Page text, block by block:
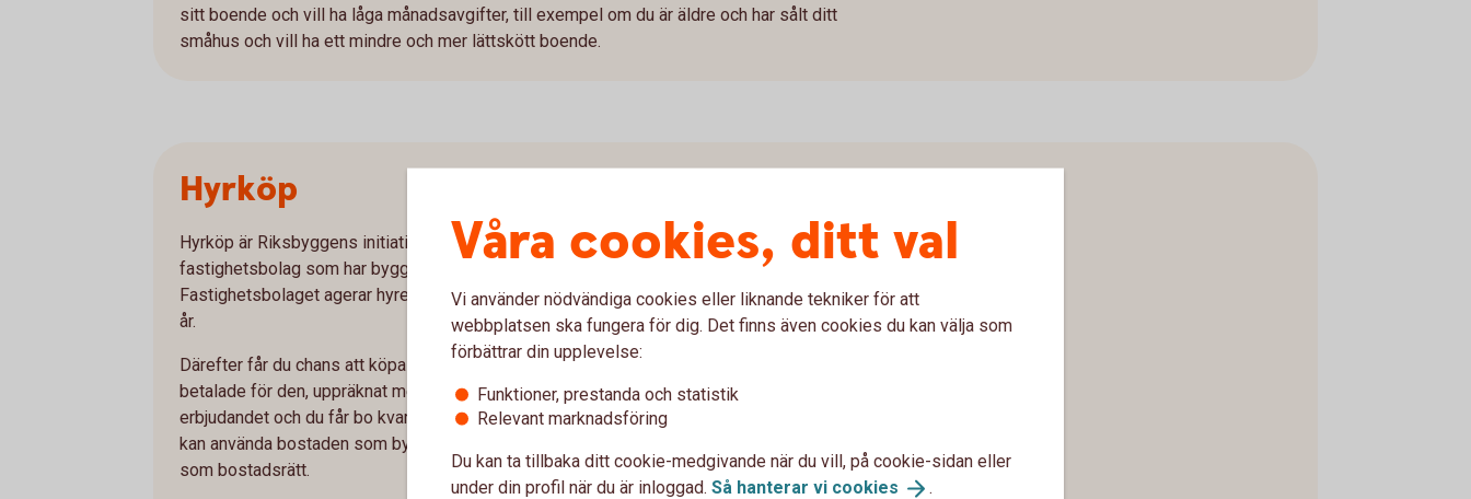
sitt boende och vill ha låga månadsavgifter, till exempel om du är äldre och har sålt ditt
småhus och vill ha ett mindre och mer lättskött boende.
Hyrköp
Hyrköp är Riksbyggens initiativ och innebär att du hyr en bostadsrätt av det
fastighetsbolag som har byggt flerbostadshuset åt bostadsrättsföreningen.
Fastighetsbolaget agerar hyresvärd under perioden lägenheten hyrs ut, vilket är max fem
år.
Därefter får du chans att köpa bostadsrätten till samma pris som fastighetsbolaget
betalade för den, uppräknat med konsumentprisindex. Om du väljer att inte köpa förfaller
erbjudandet och du får bo kvar som hyresgäst tills vidare. Värt att veta är dock att du inte
kan använda bostaden som bytesobjekt på hyresmarknaden eftersom bostaden räknas
som bostadsrätt.
Våra cookies, ditt val
Vi använder nödvändiga cookies eller liknande tekniker för att
webbplatsen ska fungera för dig. Det finns även cookies du kan välja som
förbättrar din upplevelse:
Funktioner, prestanda och statistik
Relevant marknadsföring
Du kan ta tillbaka ditt cookie-medgivande när du vill, på cookie-sidan eller
under din profil när du är inloggad. Så hanterar vi cookies .